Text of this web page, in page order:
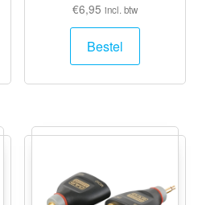
€6,95 incl. btw
Bestel